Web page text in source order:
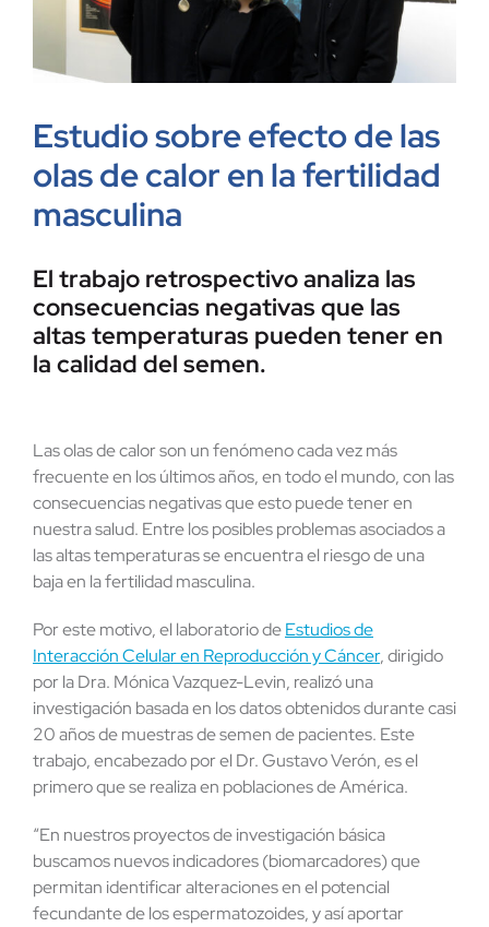
Estudio sobre efecto de las
olas de calor en la fertilidad
masculina
El trabajo retrospectivo analiza las
consecuencias negativas que las
altas temperaturas pueden tener en
la calidad del semen.
Las olas de calor son un fenómeno cada vez más
frecuente en los últimos años, en todo el mundo, con las
consecuencias negativas que esto puede tener en
nuestra salud. Entre los posibles problemas asociados a
las altas temperaturas se encuentra el riesgo de una
baja en la fertilidad masculina.
Por este motivo, el laboratorio deEstudios de
Interacción Celular en Reproducción y Cáncer, dirigido
por la Dra. Mónica Vazquez-Levin, realizó una
investigación basada en los datos obtenidos durante casi
20 años de muestras de semen de pacientes. Este
trabajo, encabezado por el Dr. Gustavo Verón, es el
primero que se realiza en poblaciones de América.
“En nuestros proyectos de investigación básica
buscamos nuevos indicadores (biomarcadores) que
permitan identificar alteraciones en el potencial
fecundante de los espermatozoides, y así aportar